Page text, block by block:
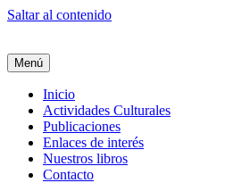
Saltar al contenido
Menú
Inicio
Actividades Culturales
Publicaciones
Enlaces de interés
Nuestros libros
Contacto